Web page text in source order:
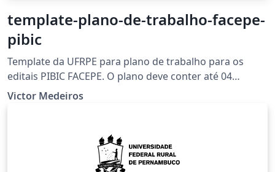
template-plano-de-trabalho-facepe-
pibic
Template da UFRPE para plano de trabalho para os
editais PIBIC FACEPE. O plano deve conter até 04
(quatro) páginas, excetuando-se a capa e incluindo-se
Victor Medeiros